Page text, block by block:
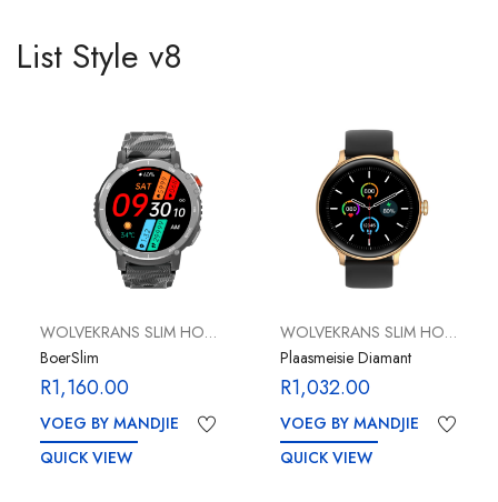
List Style v8
WOLVEKRANS SLIM HORLOSIES
BoerSlim
R1,160.00
VOEG BY MANDJIE
QUICK VIEW
WOLVEKRANS SLIM HORLOSIES
Plaasmeisie Diamant
R1,032.00
VOEG BY MANDJIE
QUICK VIEW